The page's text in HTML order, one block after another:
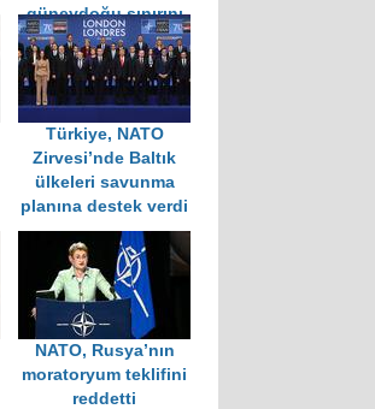
güneydoğu sınırını
korumaya devam
edeceğiz
Türkiye, NATO
Zirvesi’nde Baltık
ülkeleri savunma
planına destek verdi
NATO, Rusya’nın
moratoryum teklifini
reddetti